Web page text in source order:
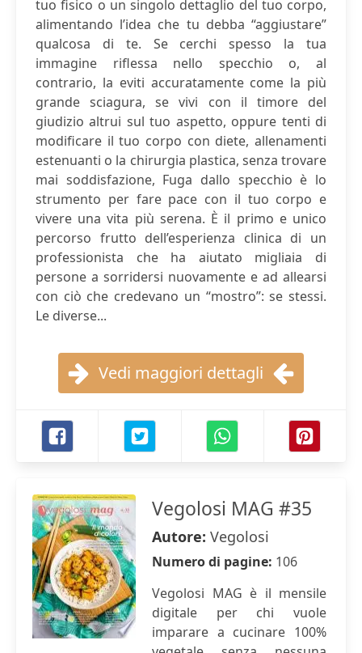
tuo fisico o un singolo dettaglio del tuo corpo,
alimentando l’idea che tu debba “aggiustare”
qualcosa di te. Se cerchi spesso la tua
immagine riflessa nello specchio o, al
contrario, la eviti accuratamente come la più
grande sciagura, se vivi con il timore del
giudizio altrui sul tuo aspetto, oppure tenti di
modificare il tuo corpo con diete, allenamenti
estenuanti o la chirurgia plastica, senza trovare
mai soddisfazione, Fuga dallo specchio è lo
strumento per fare pace con il tuo corpo e
vivere una vita più serena. È il primo e unico
percorso frutto dell’esperienza clinica di un
professionista che ha aiutato migliaia di
persone a sorridersi nuovamente e ad allearsi
con ciò che credevano un “mostro”: se stessi.
Le diverse...
Vedi maggiori dettagli
Vegolosi MAG #35
Autore: Vegolosi
Numero di pagine: 106
Vegolosi MAG è il mensile
digitale per chi vuole
imparare a cucinare 100%